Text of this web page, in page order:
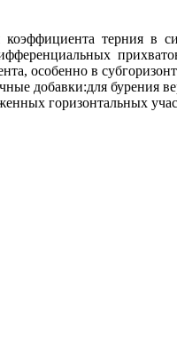
коэффициента терния в
особенно в
добавки:для бурения
горизонтальных